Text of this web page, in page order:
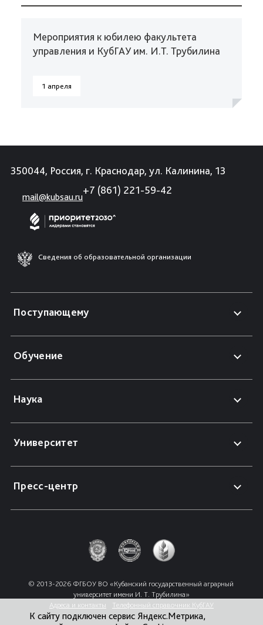
Мероприятия к юбилею факультета
управления и КубГАУ им. И.Т. Трубилина
1 апреля
350044, Россия, г. Краснодар, ул. Калинина, 13
mail@kubsau.ru
+7 (861) 221-59-42
Сведения об образовательной организации
Поступающему
Обучение
Наука
Университет
Пресс-центр
© 2013-2026 ФГБОУ ВО «Кубанский государственный аграрный
университет имени И. Т. Трубилина»
Адреса и контакты
Телефонный справочник КубГАУ
К сайту подключен сервис Яндекс.Метрика,